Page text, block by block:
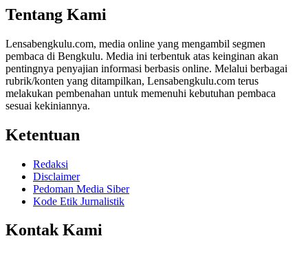
Tentang Kami
Lensabengkulu.com, media online yang mengambil segmen
pembaca di Bengkulu. Media ini terbentuk atas keinginan akan
pentingnya penyajian informasi berbasis online. Melalui berbagai
rubrik/konten yang ditampilkan, Lensabengkulu.com terus
melakukan pembenahan untuk memenuhi kebutuhan pembaca
sesuai kekiniannya.
Ketentuan
Redaksi
Disclaimer
Pedoman Media Siber
Kode Etik Jurnalistik
Kontak Kami